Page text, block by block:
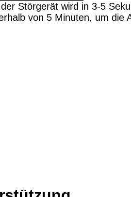
Störgerät wird in 3-5
von 5 Minuten, um